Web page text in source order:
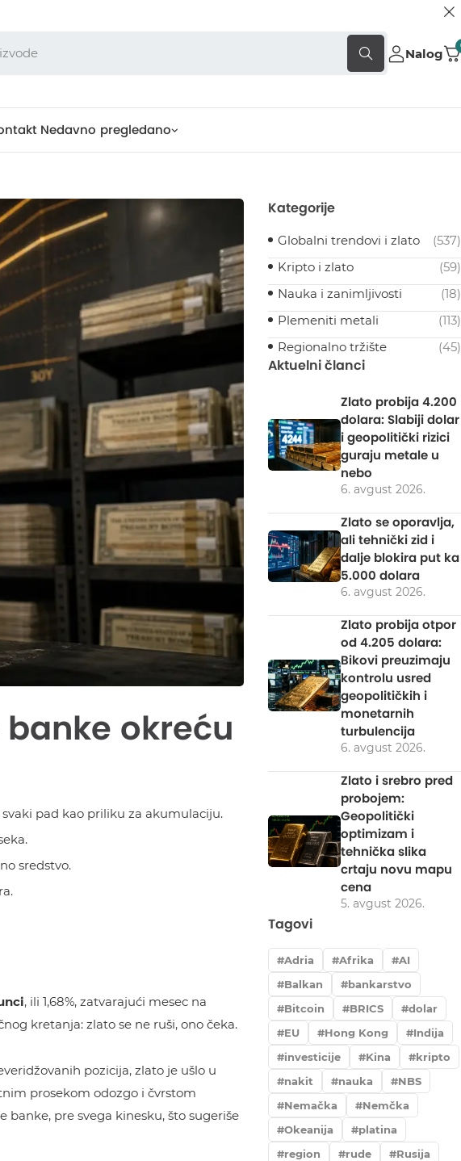
Nalog
Nedavno pregledano
okreću
pad kao priliku za akumulaciju.
sredstvo.
, ili 1,68%, zatvarajući mesec na
kretanja: zlato se ne ruši, ono čeka.
pozicija, zlato je ušlo u
prosekom odozgo i čvrstom
banke, pre svega kinesku, što sugeriše
Kategorije
Globalni trendovi i zlato
(537)
Kripto i zlato
(59)
Nauka i zanimljivosti
(18)
Plemeniti metali
(113)
Regionalno tržište
(45)
Aktuelni članci
Zlato probija 4.200
dolara: Slabiji dolar
i geopolitički rizici
guraju metale u
nebo
6. avgust 2026.
Zlato se oporavlja,
ali tehnički zid i
dalje blokira put ka
5.000 dolara
6. avgust 2026.
Zlato probija otpor
od 4.205 dolara:
Bikovi preuzimaju
kontrolu usred
geopolitičkih i
monetarnih
turbulencija
6. avgust 2026.
Zlato i srebro pred
probojem:
Geopolitički
optimizam i
tehnička slika
crtaju novu mapu
cena
5. avgust 2026.
Tagovi
Adria Afrika
AI
Balkan
bankarstvo
Bitcoin
BRICS
dolar
EU
Hong Kong
Indija
investicije
Kina
kripto
nakit
nauka
NBS
Nemačka
Nemčka
Okeanija
platina
region
rude
Rusija